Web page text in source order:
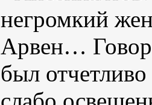
негромкий
Арвен…
был